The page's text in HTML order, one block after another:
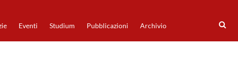
Eventi Studium Pubblicazioni Archivio